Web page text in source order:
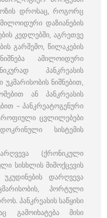
დროსაც, როგორც
დაზიანების
კედლებში, აგრეთვე
გარშემო, წილაკების
ამილოიდური
პანკრეასის
ნიშნებით,
ან პანკრეასის
– პანკრეატოგენური
ცვლილებები
სისტემის
(ქრონიკული
სისხლის მიმოქცევის
დარღვევა
პორტული
პანკრეასის საწყისი
გამოიხატება მისი